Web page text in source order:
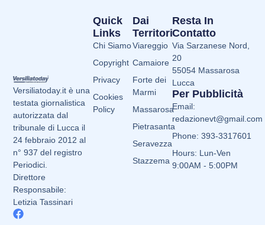
Versiliatoday.it è una
testata giornalistica
autorizzata dal
tribunale di Lucca il
24 febbraio 2012 al
n° 937 del registro
Periodici.
Direttore
Responsabile:
Letizia Tassinari
Dai
Territori
Viareggio
Camaiore
Forte dei
Marmi
Massarosa
Pietrasanta
Seravezza
Stazzema
Quick
Links
Chi Siamo
Copyright
Privacy
Cookies
Policy
Resta In
Contatto
Via Sarzanese Nord,
20
55054 Massarosa
Lucca
Per Pubblicità
Email:
redazionevt@gmail.com
Phone: 393-3317601
Hours: Lun-Ven
9:00AM - 5:00PM